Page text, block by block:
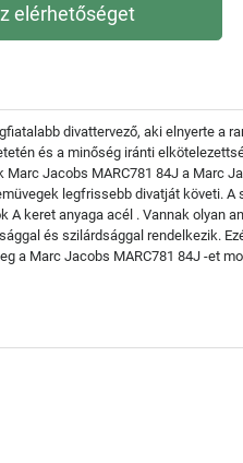
elérhetőséget
divattervező, aki elnyerte a
és a minőség iránti
Jacobs MARC781 84J a Marc
legfrissebb divatját követi.
keret anyaga acél . Vannak olyan
és szilárdsággal rendelkezik.
a Marc Jacobs MARC781 84J -et